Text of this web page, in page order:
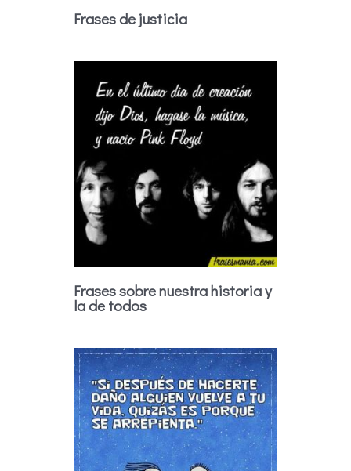
Frases de justicia
Frases sobre nuestra historia y
la de todos